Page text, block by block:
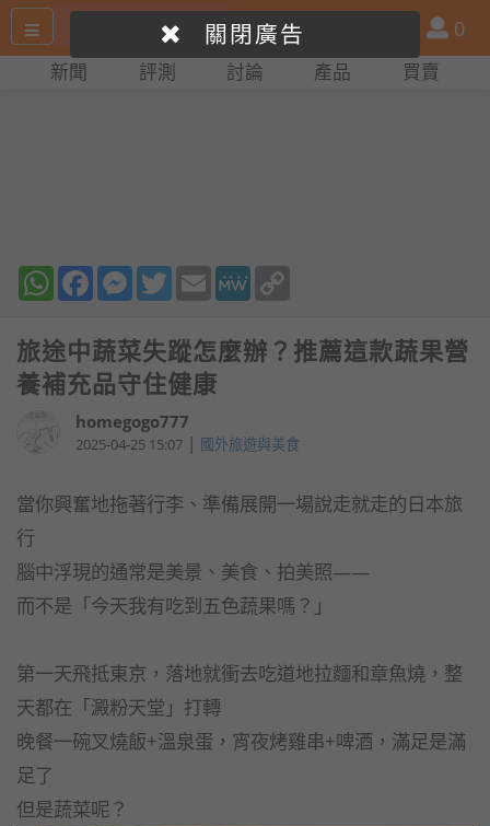
尋
產
品
比
會
員
0
新聞 評測 討論 產品 買賣
WhatsAppFacebookMessenger
TwitterEmail MeWe
旅途中蔬菜失蹤怎麼辦？推薦這款蔬果營
養補充品守住健康
homegogo777
2025-04-25 15:07 | 國外旅遊與美食
當你興奮地拖著行李、準備展開一場說走就走的日本旅
行
腦中浮現的通常是美景、美食、拍美照——
而不是「今天我有吃到五色蔬果嗎？」
第一天飛抵東京，落地就衝去吃道地拉麵和章魚燒，整
天都在「澱粉天堂」打轉
晚餐一碗叉燒飯+溫泉蛋，宵夜烤雞串+啤酒，滿足是滿
足了
但是蔬菜呢？
關閉廣告